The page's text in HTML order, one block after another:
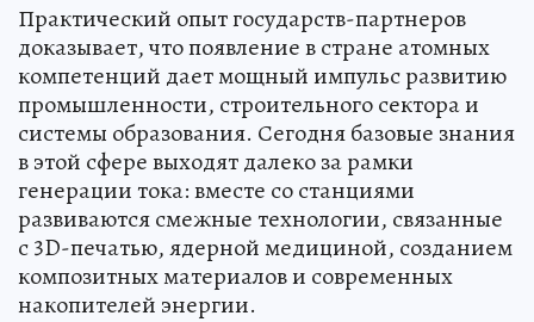
Практический опыт государств-партнеров
доказывает, что появление в стране атомных
компетенций дает мощный импульс развитию
промышленности, строительного сектора и
системы образования. Сегодня базовые знания
в этой сфере выходят далеко за рамки
генерации тока: вместе со станциями
развиваются смежные технологии, связанные
с 3D-печатью, ядерной медициной, созданием
композитных материалов и современных
накопителей энергии.